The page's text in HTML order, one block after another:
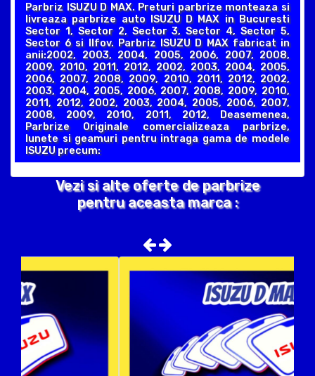
Parbriz ISUZU D MAX. Preturi parbrize monteaza si
livreaza parbrize auto ISUZU D MAX in Bucuresti
Sector 1, Sector 2, Sector 3, Sector 4, Sector 5,
Sector 6 si Ilfov. Parbriz ISUZU D MAX fabricat in
anii:2002, 2003, 2004, 2005, 2006, 2007, 2008,
2009, 2010, 2011, 2012, 2002, 2003, 2004, 2005,
2006, 2007, 2008, 2009, 2010, 2011, 2012, 2002,
2003, 2004, 2005, 2006, 2007, 2008, 2009, 2010,
2011, 2012, 2002, 2003, 2004, 2005, 2006, 2007,
2008, 2009, 2010, 2011, 2012, Deasemenea,
Parbrize Originale comercializeaza parbrize,
lunete si geamuri pentru intraga gama de modele
ISUZU precum:
Vezi si alte oferte de parbrize
pentru aceasta marca :